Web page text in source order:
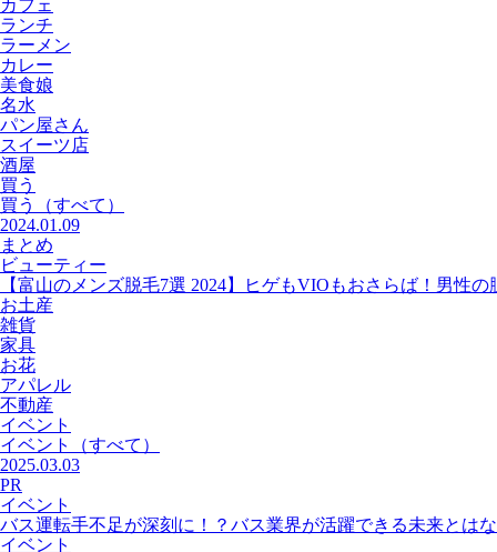
カフェ
ランチ
ラーメン
カレー
美食娘
名水
パン屋さん
スイーツ店
酒屋
買う
買う
（すべて）
2024.01.09
まとめ
ビューティー
【富山のメンズ脱毛7選 2024】ヒゲもVIOもおさらば！男性
お土産
雑貨
家具
お花
アパレル
不動産
イベント
イベント
（すべて）
2025.03.03
PR
イベント
バス運転手不足が深刻に！？バス業界が活躍できる未来とは
イベント